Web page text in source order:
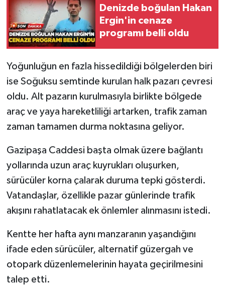
Denizde boğulan Hakan
Ergin'in cenaze
programı belli oldu
Yoğunluğun en fazla hissedildiği bölgelerden biri
ise Soğuksu semtinde kurulan halk pazarı çevresi
oldu. Alt pazarın kurulmasıyla birlikte bölgede
araç ve yaya hareketliliği artarken, trafik zaman
zaman tamamen durma noktasına geliyor.
Gazipaşa Caddesi başta olmak üzere bağlantı
yollarında uzun araç kuyrukları oluşurken,
sürücüler korna çalarak duruma tepki gösterdi.
Vatandaşlar, özellikle pazar günlerinde trafik
akışını rahatlatacak ek önlemler alınmasını istedi.
Kentte her hafta aynı manzaranın yaşandığını
ifade eden sürücüler, alternatif güzergah ve
otopark düzenlemelerinin hayata geçirilmesini
talep etti.
Gökçebey
GÜNDEM
Kilimli
Kültür - Sanat
MAGAZİN
Politika
Resmi İlan
Röportaj
Sağlık
SİYASET